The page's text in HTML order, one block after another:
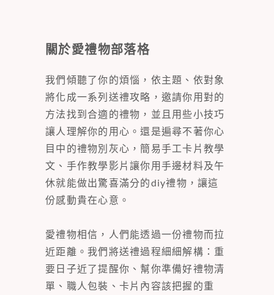
關於愛禮物部落格
我們傾聽了你的煩惱，依主題、依對象
將化成一系列送禮攻略，邀請你用對的
方法找到合適的禮物，並且用些小技巧
讓人理解你的用心。還是遍尋不著你心
目中的禮物別灰心，簡易手工卡片教學
文、手作教學影片讓你用手邊材料及午
休就能做出驚喜滿分的diy禮物，讓這
份感動貴在心意。
愛禮物相信，人們能透過一份禮物而拉
近距離。我們將送禮過程細細解構：重
要日子近了提醒你、幫你準備好禮物清
單、職人包裝、卡片內容該把握的重